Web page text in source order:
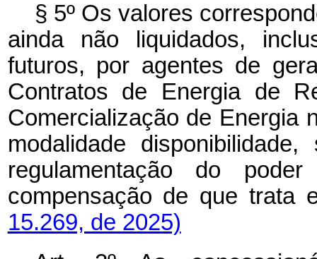
§ 5º Os valores
ainda não liquidados,
futuros, por agentes de
Contratos de Energia de
Comercialização de Energia
modalidade
regulamentação do
compensação de que
15.269, de 2025)